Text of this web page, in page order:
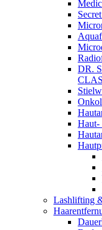
DR.
Haut-
Lashlifting